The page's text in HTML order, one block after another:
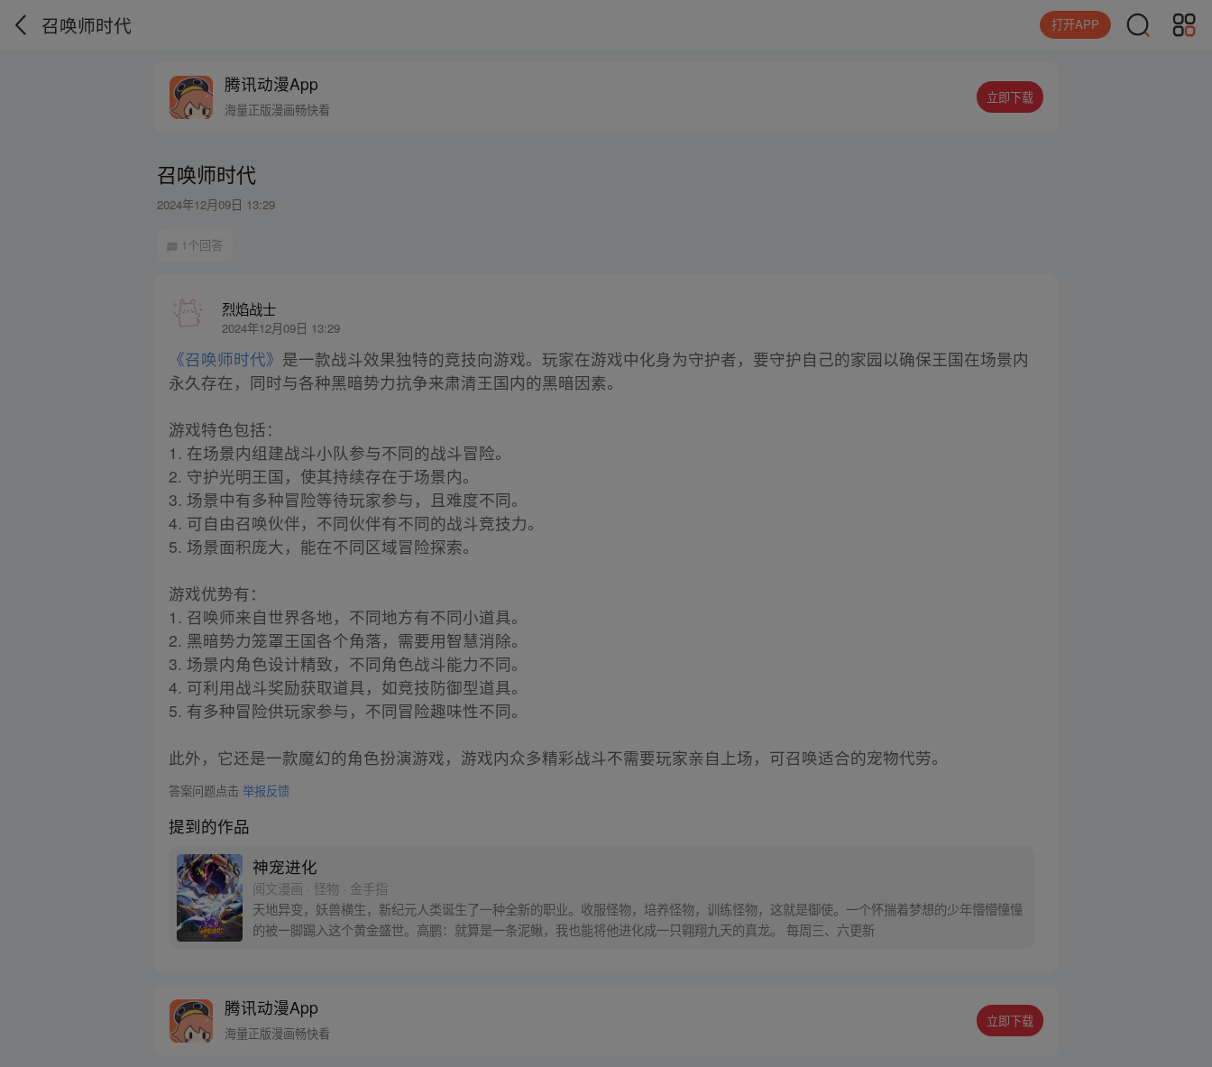
召唤师时代 打开APP
腾讯动漫App
海量正版漫画畅快看
立即下载
召唤师时代
2024年12月09日 13:29
1个回答
烈焰战士
2024年12月09日 13:29
《召唤师时代》 是一款战斗效果独特的竞技向游戏。玩家在游戏中化身为守护者，要守护自己的家园以确保王国在场景内
永久存在，同时与各种黑暗势力抗争来肃清王国内的黑暗因素。
游戏特色包括：
1. 在场景内组建战斗小队参与不同的战斗冒险。
2. 守护光明王国，使其持续存在于场景内。
3. 场景中有多种冒险等待玩家参与，且难度不同。
4. 可自由召唤伙伴，不同伙伴有不同的战斗竞技力。
5. 场景面积庞大，能在不同区域冒险探索。
游戏优势有：
1. 召唤师来自世界各地，不同地方有不同小道具。
2. 黑暗势力笼罩王国各个角落，需要用智慧消除。
3. 场景内角色设计精致，不同角色战斗能力不同。
4. 可利用战斗奖励获取道具，如竞技防御型道具。
5. 有多种冒险供玩家参与，不同冒险趣味性不同。
此外，它还是一款魔幻的角色扮演游戏，游戏内众多精彩战斗不需要玩家亲自上场，可召唤适合的宠物代劳。
答案问题点击举报反馈
提到的作品
神宠进化
阅文漫画 · 怪物 · 金手指
天地异变，妖兽横生，新纪元人类诞生了一种全新的职业。收服怪物，培养怪物，训练怪物，这就是御使。一个怀揣着梦想的少年懵懵憧憧
的被一脚踢入这个黄金盛世。高鹏：就算是一条泥鳅，我也能将他进化成一只翱翔九天的真龙。 每周三、六更新
腾讯动漫App
海量正版漫画畅快看
立即下载